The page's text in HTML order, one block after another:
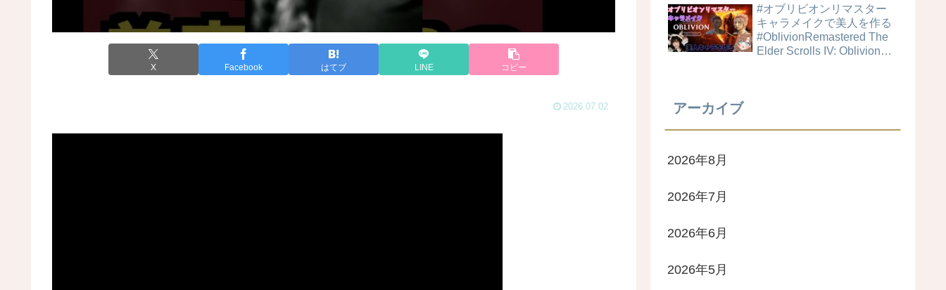
X Facebook はてブ LINE コピー
2026.07.02
過検証！ ブライトニングス
キンケアパウダー 4MSK 美
白ケア
#オブリビオンリマスター
キャラメイクで美人を作る
#OblivionRemastered The
Elder Scrolls IV: Oblivion
アーカイブ
2026年8月
2026年7月
2026年6月
2026年5月